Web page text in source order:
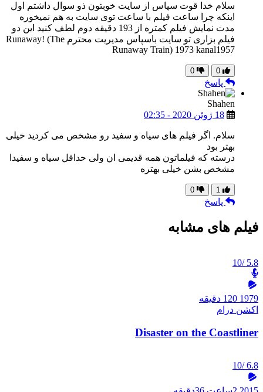
سلام خدا قوت سپاس از سایت خوبتون ذو سوال داشتم اول
اینکه چرا ساعت فیلم با ساعت توی سایت به هم نمیخوره
مدت نمایش فیلم کمتره از 193 دقیقه دوم لطف کنید این دو
فیلم بزاری تو سایت باسپاس مدیریت محترم Runaway! (The
Runaway Train) 1973 kanal1957
0
0
پاسخ
Shahen
18 ژوئن 2020 - 02:35
سلام. اگر فيلم های سياه و سفيد رو مشخص می كرديد خيلی
بهتر بود
درسته كه فيلماتون همه قديمی ان ولی حداقل سياه و سفيدا
مشخص بشن خيلی بهتره
1
0
پاسخ
فیلم های مشابه
5.8
/10
1979 120 دقیقه
اکشن درام
Disaster on the Coastliner
6.8
/10